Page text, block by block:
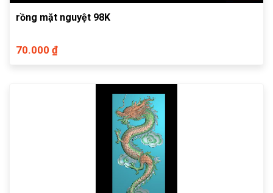
rồng mặt nguyệt 98K
70.000 ₫